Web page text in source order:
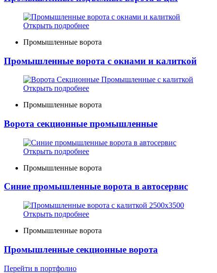
Открыть подробнее
Промышленные ворота
Промышленные ворота с окнами и калиткой
Открыть подробнее
Промышленные ворота
Ворота cекционные промышленные
Открыть подробнее
Промышленные ворота
Синие промышленные ворота в автосервис
Открыть подробнее
Промышленные ворота
Промышленные секционные ворота
Перейти в портфолио